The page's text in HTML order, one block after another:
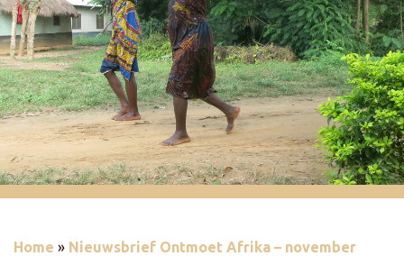
Home » Nieuwsbrief Ontmoet Afrika – november